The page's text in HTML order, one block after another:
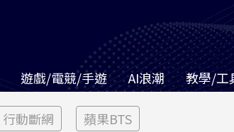
遊戲/電競/手遊 AI浪潮 教學/工
行動斷網 蘋果BTS